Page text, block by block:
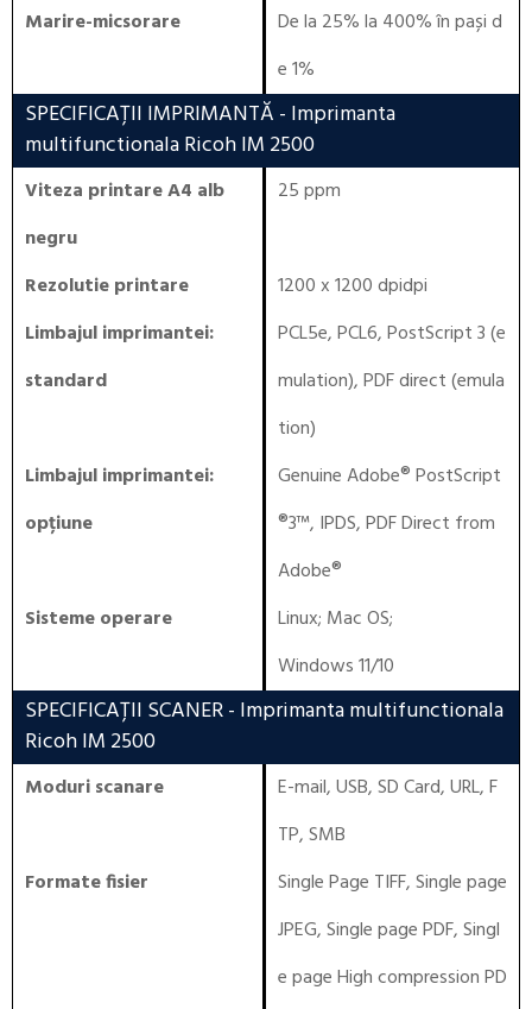
Marire-micsorare
De la 25% la 400% în pași d
e 1%
SPECIFICAȚII IMPRIMANTĂ - Imprimanta
multifunctionala Ricoh IM 2500
Viteza printare A4 alb
negru
25 ppm
Rezolutie printare
1200 x 1200 dpidpi
Limbajul imprimantei:
standard
PCL5e, PCL6, PostScript 3 (e
mulation), PDF direct (emula
tion)
Limbajul imprimantei:
opțiune
Genuine Adobe® PostScript
®3™, IPDS, PDF Direct from
Adobe®
Sisteme operare
Linux; Mac OS;
Windows 11/10
SPECIFICAȚII SCANER- Imprimanta multifunctionala
Ricoh IM 2500
Moduri scanare
E-mail, USB, SD Card, URL, F
TP, SMB
Formate fisier
Single Page TIFF, Single page
JPEG, Single page PDF, Singl
e page High compression PD